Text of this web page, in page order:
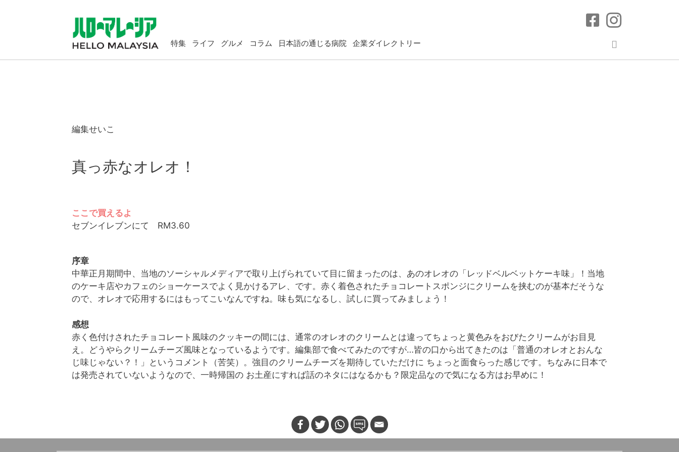
特集 ライフ グルメ コラム 日本語の通じる病院 企業ダイレクトリー
編集せいこ
真っ赤なオレオ！
ここで買えるよ
セブンイレブンにて RM3.60
序章
中華正月期間中、当地のソーシャルメディアで取り上げられていて目に留まったのは、あのオレオの「レッドベルベットケーキ味」！当地
のケーキ店やカフェのショーケースでよく見かけるアレ、です。赤く着色されたチョコレートスポンジにクリームを挟むのが基本だそうな
ので、オレオで応用するにはもってこいなんですね。味も気になるし、試しに買ってみましょう！
感想
赤く色付けされたチョコレート風味のクッキーの間には、通常のオレオのクリームとは違ってちょっと黄色みをおびたクリームがお目見
え。どうやらクリームチーズ風味となっているようです。編集部で食べてみたのですが…皆の口から出てきたのは「普通のオレオとおんな
じ味じゃない？！」というコメント（苦笑）。強目のクリームチーズを期待していただけに ちょっと面食らった感じです。ちなみに日本で
は発売されていないようなので、一時帰国の お土産にすれば話のネタにはなるかも？限定品なので気になる方はお早めに！